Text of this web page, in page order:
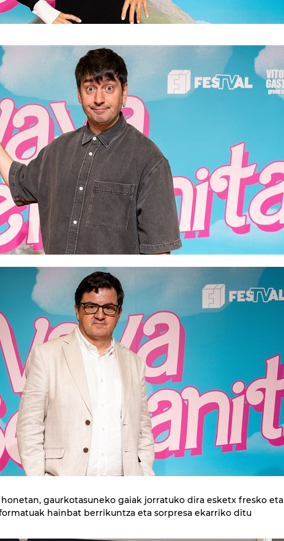
gaurkotasuneko gaiak jorratuko dira esketx fresko eta
hainbat berrikuntza eta sorpresa ekarriko ditu